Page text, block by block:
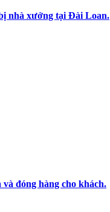
nhà xưởng tại Đài Loan.
đóng hàng cho khách.